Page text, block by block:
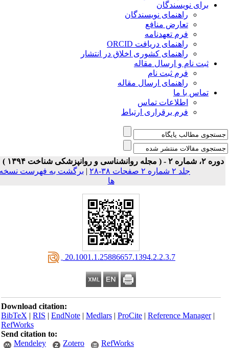
برای نویسندگان
راهنمای نویسندگان
تعارض منافع
فرم تعهدنامه
راهنمای دریافت ORCID
راهنمای کشوری اخلاق در انتشار
ثبت نام و ارسال مقاله
فرم ثبت نام
راهنمای ارسال مقاله
تماس با ما
اطلاعات تماس
فرم برقراری ارتباط
شماره ۲ - ( مجله روانشناسی و روانپزشکی شناخت ۱۳۹۴ )
جلد ۲ شماره ۲ صفحات ۳۸-۲۸
|برگشت به فهرست نسخه
ها
‎ 20.1001.1.25886657.1394.2.2.3.7
Download citation:
BibTeX|RIS|EndNote|Medlars|ProCite|Reference Manager
RefWorks
Send citation to:
Mendeley
Zotero RefWorks